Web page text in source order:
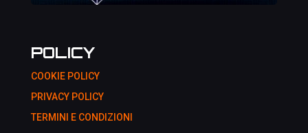
POLICY
COOKIE POLICY
PRIVACY POLICY
TERMINI E CONDIZIONI